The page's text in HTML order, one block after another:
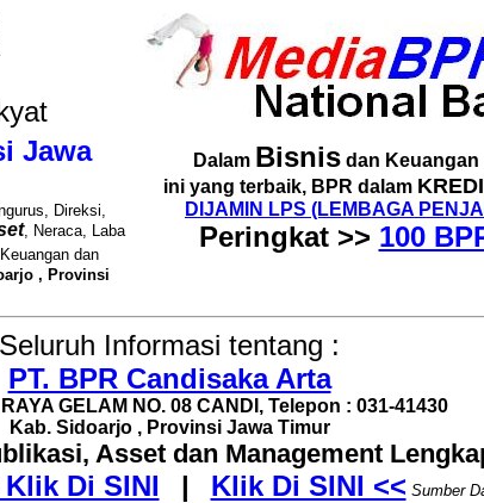
Jawa
Direksi,
, Neraca, Laba
dan
, Provinsi
Dalam Bisnis dan Keuangan
ini yang terbaik, BPR dalam
DIJAMIN LPS (LEMBAGA
Peringkat >> 100
Seluruh Informasi tentang :
PT. BPR Candisaka Arta
GELAM NO. 08 CANDI, Telepon : 031-41430
Kab. Sidoarjo , Provinsi Jawa Timur
Asset dan Management
Klik Di SINI | Klik Di SINI << Sumber